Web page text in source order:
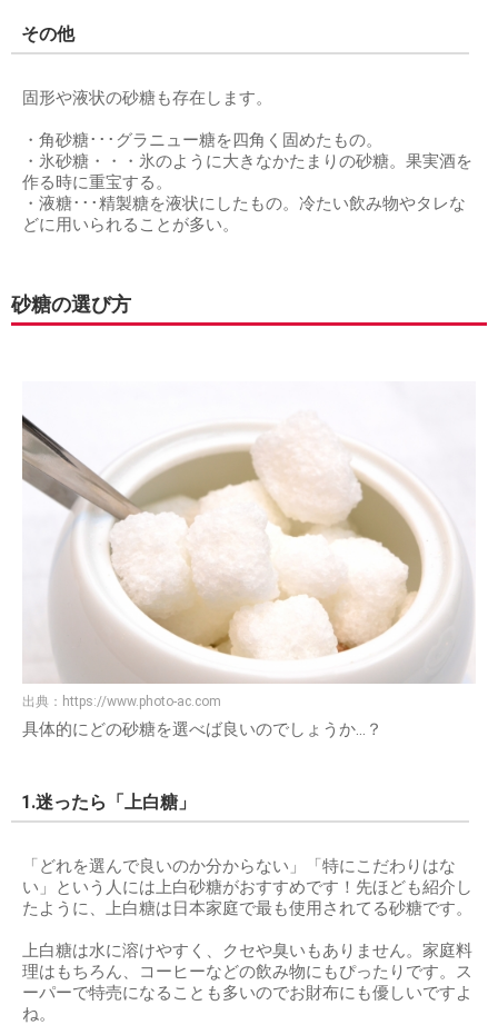
その他
固形や液状の砂糖も存在します。
・角砂糖･･･グラニュー糖を四角く固めたもの。
・氷砂糖・・・氷のように大きなかたまりの砂糖。果実酒を
作る時に重宝する。
・液糖･･･精製糖を液状にしたもの。冷たい飲み物やタレな
どに用いられることが多い。
砂糖の選び方
出典： https://www.photo-ac.com
具体的にどの砂糖を選べば良いのでしょうか…？
1.迷ったら「上白糖」
「どれを選んで良いのか分からない」「特にこだわりはな
い」という人には上白砂糖がおすすめです！先ほども紹介し
たように、上白糖は日本家庭で最も使用されてる砂糖です。
上白糖は水に溶けやすく、クセや臭いもありません。家庭料
理はもちろん、コーヒーなどの飲み物にもぴったりです。ス
ーパーで特売になることも多いのでお財布にも優しいですよ
ね。